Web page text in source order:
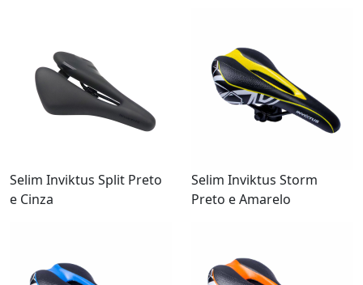
Selim Inviktus Split Preto
e Cinza
Selim Inviktus Storm
Preto e Amarelo